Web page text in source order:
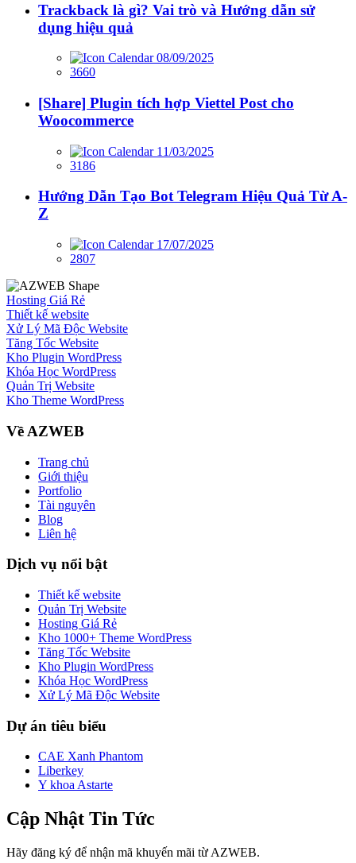
Trackback là gì? Vai trò và Hướng dẫn sử
dụng hiệu quả
08/09/2025
3660
[Share] Plugin tích hợp Viettel Post cho
Woocommerce
11/03/2025
3186
Hướng Dẫn Tạo Bot Telegram Hiệu Quả Từ A-
Z
17/07/2025
2807
Hosting Giá Rẻ
Thiết kế website
Xử Lý Mã Độc Website
Tăng Tốc Website
Kho Plugin WordPress
Khóa Học WordPress
Quản Trị Website
Kho Theme WordPress
Về AZWEB
Trang chủ
Giới thiệu
Portfolio
Tài nguyên
Blog
Liên hệ
Dịch vụ nổi bật
Thiết kế website
Quản Trị Website
Hosting Giá Rẻ
Kho 1000+ Theme WordPress
Tăng Tốc Website
Kho Plugin WordPress
Khóa Học WordPress
Xử Lý Mã Độc Website
Dự án tiêu biểu
CAE Xanh Phantom
Liberkey
Y khoa Astarte
Cập Nhật Tin Tức
Hãy đăng ký để nhận mã khuyến mãi từ AZWEB.